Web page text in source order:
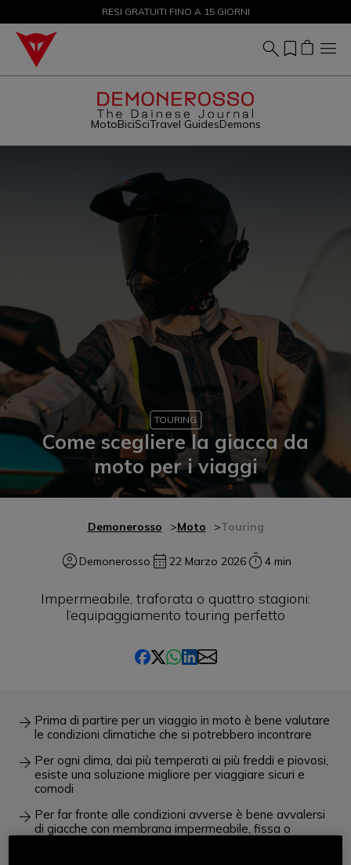
SALDI FINO AL 50% - ACQUISTA ORA
RESI GRATUITI FINO A 15 GIORNI
MotoBiciSciTravel GuidesDemons
TOURING
Come scegliere la giacca da
moto per i viaggi
Demonerosso Moto Touring
Demonerosso 22 Marzo 2026 4 min
Impermeabile, traforata o quattro stagioni:
l’equipaggiamento touring perfetto
Prima di partire per un viaggio in moto è bene valutare
le condizioni climatiche che si potrebbero incontrare
Per ogni clima, dai più temperati ai più freddi e piovosi,
esiste una soluzione migliore per viaggiare sicuri e
comodi
Per far fronte alle condizioni avverse è bene avvalersi
di giacche con membrana impermeabile, fissa o